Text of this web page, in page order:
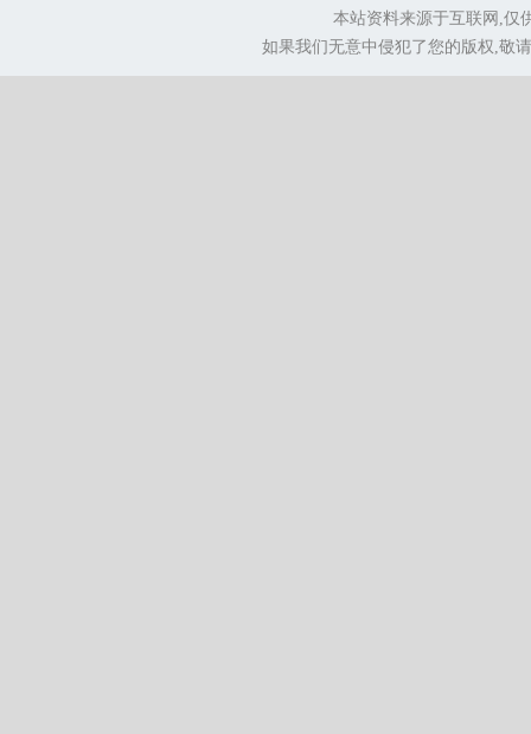
本站资料来源于互联网,仅
如果我们无意中侵犯了您的版权,敬